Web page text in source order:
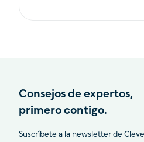
Consejos de expertos,
primero contigo.
Suscríbete a la newsletter de